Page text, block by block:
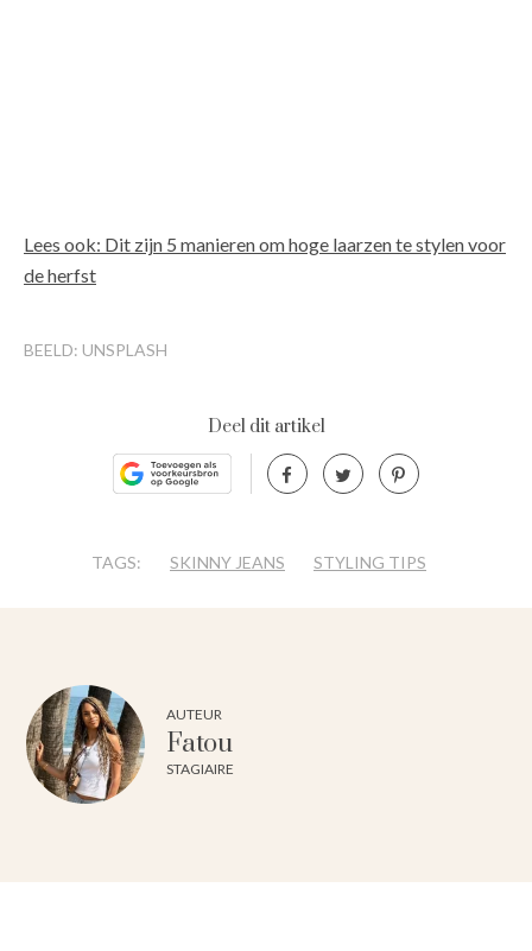
Lees ook: Dit zijn 5 manieren om hoge laarzen te stylen voor
de herfst
BEELD: UNSPLASH
Deel dit artikel
TAGS: SKINNY JEANS STYLING TIPS
AUTEUR
Fatou
STAGIAIRE